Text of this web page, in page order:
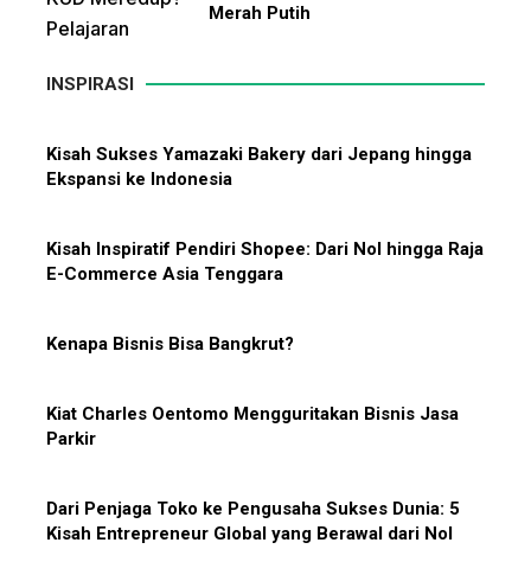
Merah Putih
10 Bisnis yang Paling Diburu
Hadiah Piala Dunia 2026: Berapa
Bonus yang Diterima Para
INSPIRASI
Kisah Sukses Yamazaki Bakery dari Jepang hingga
Ekspansi ke Indonesia
Kisah Inspiratif Pendiri Shopee: Dari Nol hingga Raja
E-Commerce Asia Tenggara
Kenapa Bisnis Bisa Bangkrut?
Kiat Charles Oentomo Mengguritakan Bisnis Jasa
Parkir
Dari Penjaga Toko ke Pengusaha Sukses Dunia: 5
Kisah Entrepreneur Global yang Berawal dari Nol